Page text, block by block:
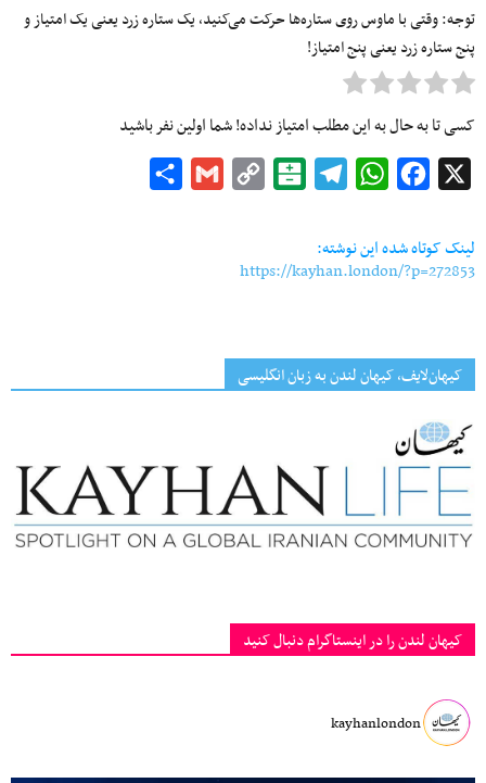
توجه: وقتی با ماوس روی ستاره‌ها حرکت می‌کنید، یک ستاره زرد یعنی یک امتیاز و
پنج ستاره زرد یعنی پنج امتیاز!
کسی تا به حال به این مطلب امتیاز نداده! شما اولین نفر باشید
Facebook
WhatsApp
Telegram
Balatarin
Copy
Gmail
لینک کوتاه شده این نوشته:
https://kayhan.london/?p=272853
کیهان‌لایف، کیهان لندن به زبان انگلیسی
کیهان لندن را در اینستاگرام دنبال کنید
kayhanlondon